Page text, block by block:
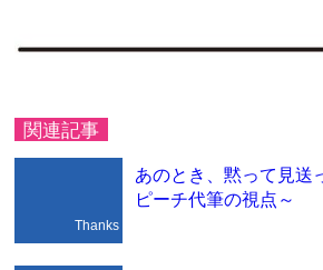
関連記事
Thanks
あのとき、黙って見送
ピーチ代筆の視点～